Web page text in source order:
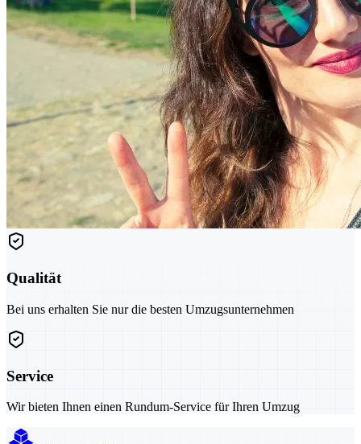
Qualität
Bei uns erhalten Sie nur die besten Umzugsunternehmen
Service
Wir bieten Ihnen einen Rundum-Service für Ihren Umzug